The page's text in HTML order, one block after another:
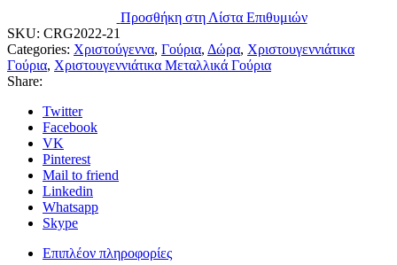
Αμάξι
ποσότητα
Προσθήκη στη Λίστα Επιθυμιών
SKU: CRG2022-21
Categories: Χριστούγεννα, Γούρια, Δώρα, Χριστουγεννιάτικα
Γούρια, Χριστουγεννιάτικα Μεταλλικά Γούρια
Share:
Twitter
Facebook
VK
Pinterest
Mail to friend
Linkedin
Whatsapp
Skype
Επιπλέον πληροφορίες